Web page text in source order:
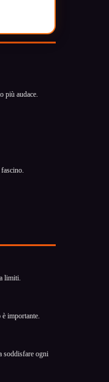
più audace.
limiti.
importante.
soddisfare ogni